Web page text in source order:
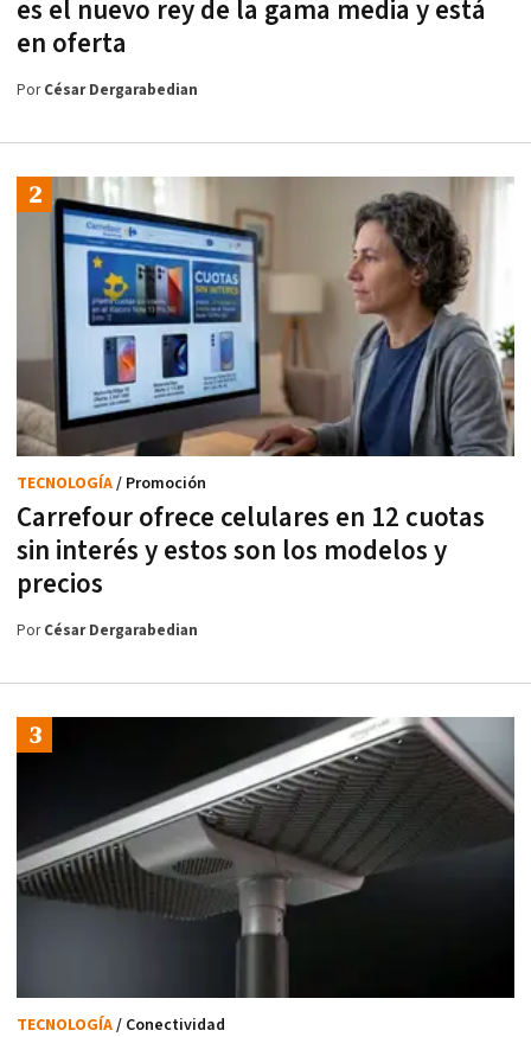
es el nuevo rey de la gama media y está
en oferta
PorCésar Dergarabedian
Carrefour ofrece celulares en 12 cuotas
sin interés y estos son los modelos y
precios
TECNOLOGÍA/ Promoción
PorCésar Dergarabedian
TECNOLOGÍA/ Conectividad